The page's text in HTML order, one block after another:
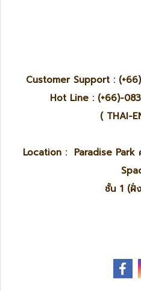
Customer Support :
Hot Line : (+66)-
( THAI-
Location : Paradise Park
ชั้น 1 (ฝั่